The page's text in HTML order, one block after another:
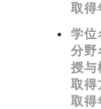
取得
学位
分野
授与
取得
取得